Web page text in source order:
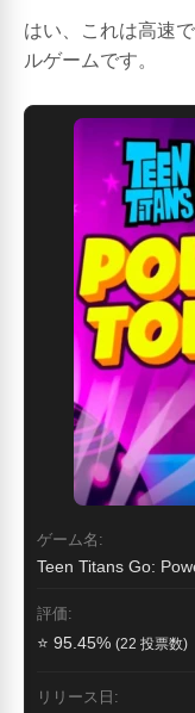
はい、これは高速
ルゲームです。
ゲーム名:
Teen Titans Go:
評価:
⭐ 95.45% (22 投票数)
リリース日: